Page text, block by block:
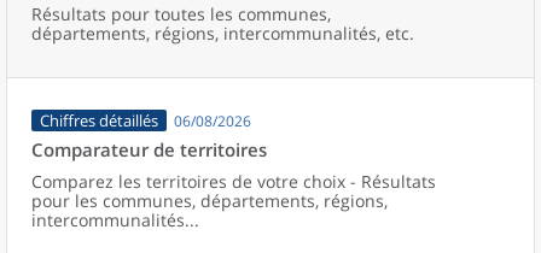
Résultats pour toutes les communes,
départements, régions, intercommunalités, etc.
Chiffres détaillés 06/08/2026
Comparateur de territoires
Comparez les territoires de votre choix - Résultats
pour les communes, départements, régions,
intercommunalités...